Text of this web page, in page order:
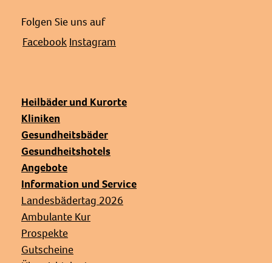
Folgen Sie uns auf
Facebook Instagram
Heilbäder und Kurorte
Kliniken
Gesundheitsbäder
Gesundheitshotels
Angebote
Information und Service
Landesbädertag 2026
Ambulante Kur
Prospekte
Gutscheine